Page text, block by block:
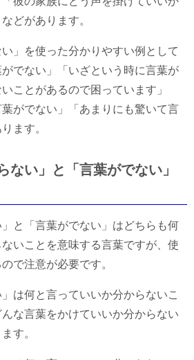
どがあります。
」を使った分かりやすい例として
でない」「いざという時に言葉が
ことがあるので困っています」
葉がでない」「あまりにも驚いて言
ます。
ない」と「言葉がでない」
」と「言葉がでない」はどちらも何
いことを意味する言葉ですが、使
で注意が必要です。
」は何と言っていいか分からないこ
な言葉をかけていいか分からない
す。